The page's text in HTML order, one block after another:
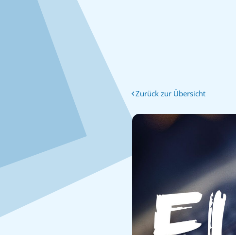
Zurück zur Übersicht